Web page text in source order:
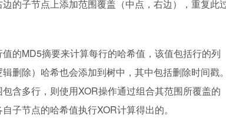
的子节点上添加范围覆盖（中点，右边），重复此
的MD5摘要来计算每行的哈希值，该值包括行的列
删除）哈希也会添加到树中，其中包括删除时间戳。
含多行，则使用XOR操作通过组合其范围所覆盖的
子节点的哈希值执行XOR计算得出的。